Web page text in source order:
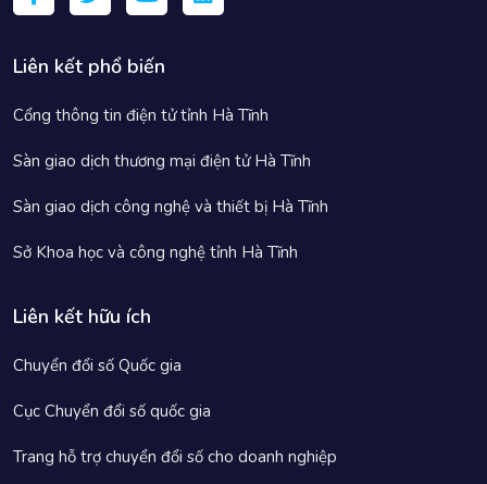
Liên kết phổ biến
Cổng thông tin điện tử tỉnh Hà Tĩnh
Sàn giao dịch thương mại điện tử Hà Tĩnh
Sàn giao dịch công nghệ và thiết bị Hà Tĩnh
Sở Khoa học và công nghệ tỉnh Hà Tĩnh
Liên kết hữu ích
Chuyển đổi số Quốc gia
Cục Chuyển đổi số quốc gia
Trang hỗ trợ chuyển đổi số cho doanh nghiệp